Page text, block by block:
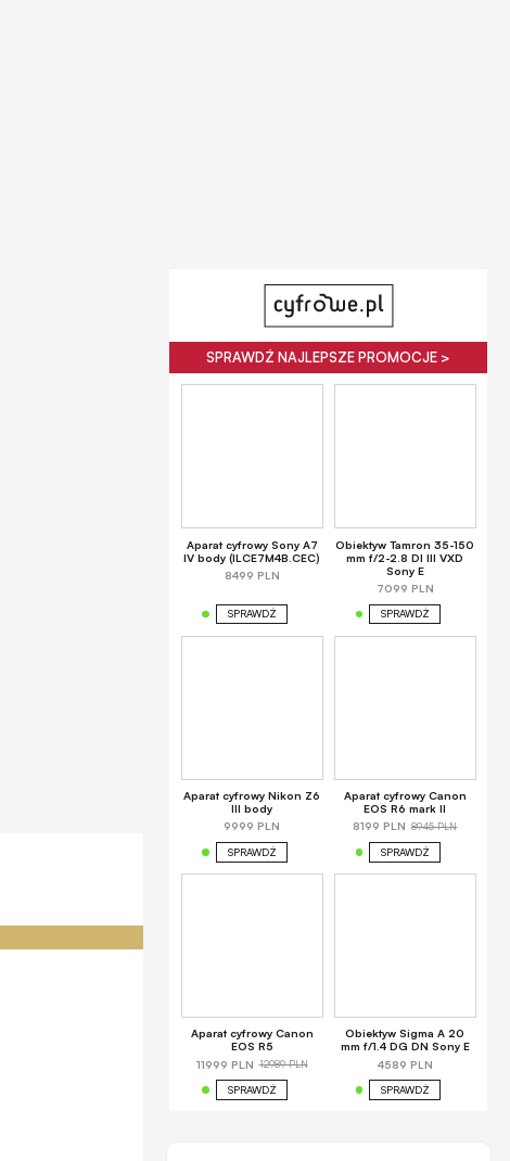
SPRAWDŹ NAJLEPSZE PROMOCJE >
Aparat cyfrowy Sony A7
IV body (ILCE7M4B.CEC)
8499 PLN
SPRAWDŹ
Obiektyw Tamron 35-150
mm f/2-2.8 DI III VXD
Sony E
7099 PLN
SPRAWDŹ
Aparat cyfrowy Nikon Z6
III body
9999 PLN
SPRAWDŹ
Aparat cyfrowy Canon
EOS R6 mark II
8199 PLN 8945 PLN
SPRAWDŹ
Aparat cyfrowy Canon
EOS R5
11999 PLN 12989 PLN
SPRAWDŹ
Obiektyw Sigma A 20
mm f/1.4 DG DN Sony E
4589 PLN
SPRAWDŹ